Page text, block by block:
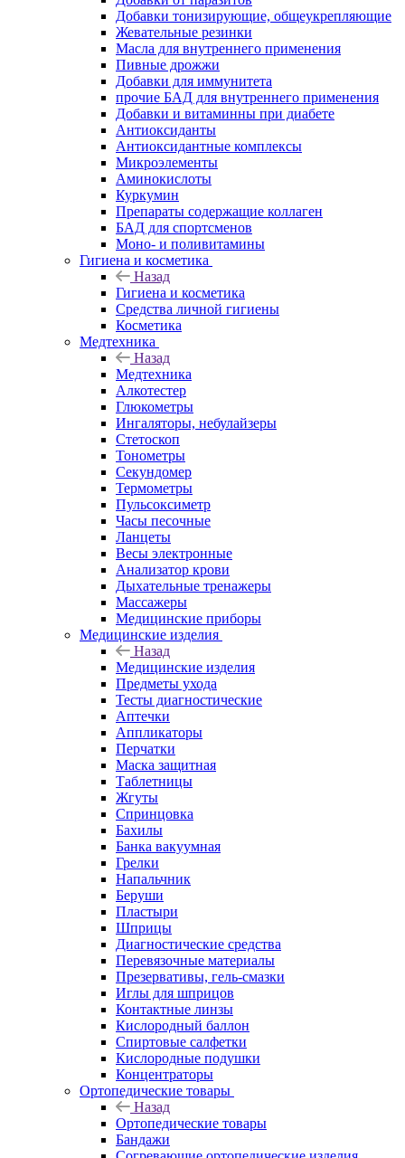
Добавки тонизирующие, общеукрепляющие
Жевательные резинки
Масла для внутреннего применения
Пивные дрожжи
Добавки для иммунитета
прочие БАД для внутреннего применения
Добавки и витаминны при диабете
Антиоксиданты
Антиоксидантные комплексы
Микроэлементы
Аминокислоты
Куркумин
Препараты содержащие коллаген
БАД для спортсменов
Моно- и поливитамины
Гигиена и косметика
Назад
Гигиена и косметика
Средства личной гигиены
Косметика
Медтехника
Назад
Медтехника
Алкотестер
Глюкометры
Ингаляторы, небулайзеры
Стетоскоп
Тонометры
Секундомер
Термометры
Пульсоксиметр
Часы песочные
Ланцеты
Весы электронные
Анализатор крови
Дыхательные тренажеры
Массажеры
Медицинские приборы
Медицинские изделия
Назад
Медицинские изделия
Предметы ухода
Тесты диагностические
Аптечки
Аппликаторы
Перчатки
Маска защитная
Таблетницы
Жгуты
Спринцовка
Бахилы
Банка вакуумная
Грелки
Напальчник
Беруши
Пластыри
Шприцы
Диагностические средства
Перевязочные материалы
Презервативы, гель-смазки
Иглы для шприцов
Контактные линзы
Кислородный баллон
Спиртовые салфетки
Кислородные подушки
Концентраторы
Ортопедические товары
Назад
Ортопедические товары
Бандажи